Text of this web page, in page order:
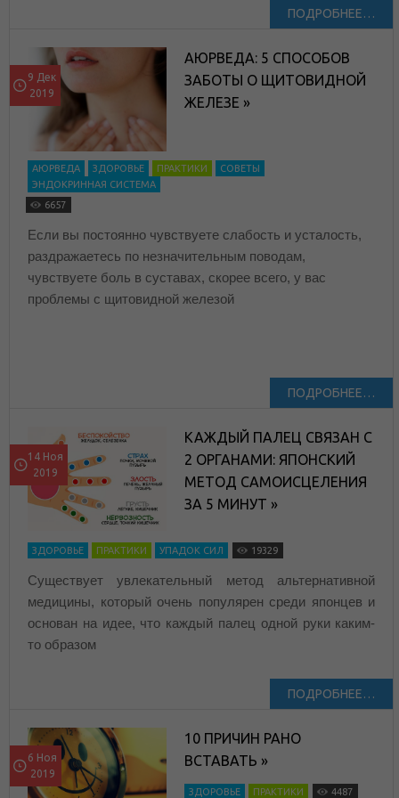
ПОДРОБНЕЕ…
9 Дек
2019
АЮРВЕДА: 5 СПОСОБОВ
ЗАБОТЫ О ЩИТОВИДНОЙ
ЖЕЛЕЗЕ »
АЮРВЕДА ЗДОРОВЬЕ ПРАКТИКИ
СОВЕТЫ
ЭНДОКРИННАЯ СИСТЕМА
6657
Если вы постоянно чувствуете слабость и усталость,
раздражаетесь по незначительным поводам,
чувствуете боль в суставах, скорее всего, у вас
проблемы с щитовидной железой
ПОДРОБНЕЕ…
14 Ноя
2019
КАЖДЫЙ ПАЛЕЦ СВЯЗАН С
2 ОРГАНАМИ: ЯПОНСКИЙ
МЕТОД САМОИСЦЕЛЕНИЯ
ЗА 5 МИНУТ »
ЗДОРОВЬЕ ПРАКТИКИ УПАДОК СИЛ 19329
Существует увлекательный метод альтернативной
медицины, который очень популярен среди японцев и
основан на идее, что каждый палец одной руки каким-
то образом
ПОДРОБНЕЕ…
6 Ноя
2019
10 ПРИЧИН РАНО
ВСТАВАТЬ »
ЗДОРОВЬЕ ПРАКТИКИ 4487